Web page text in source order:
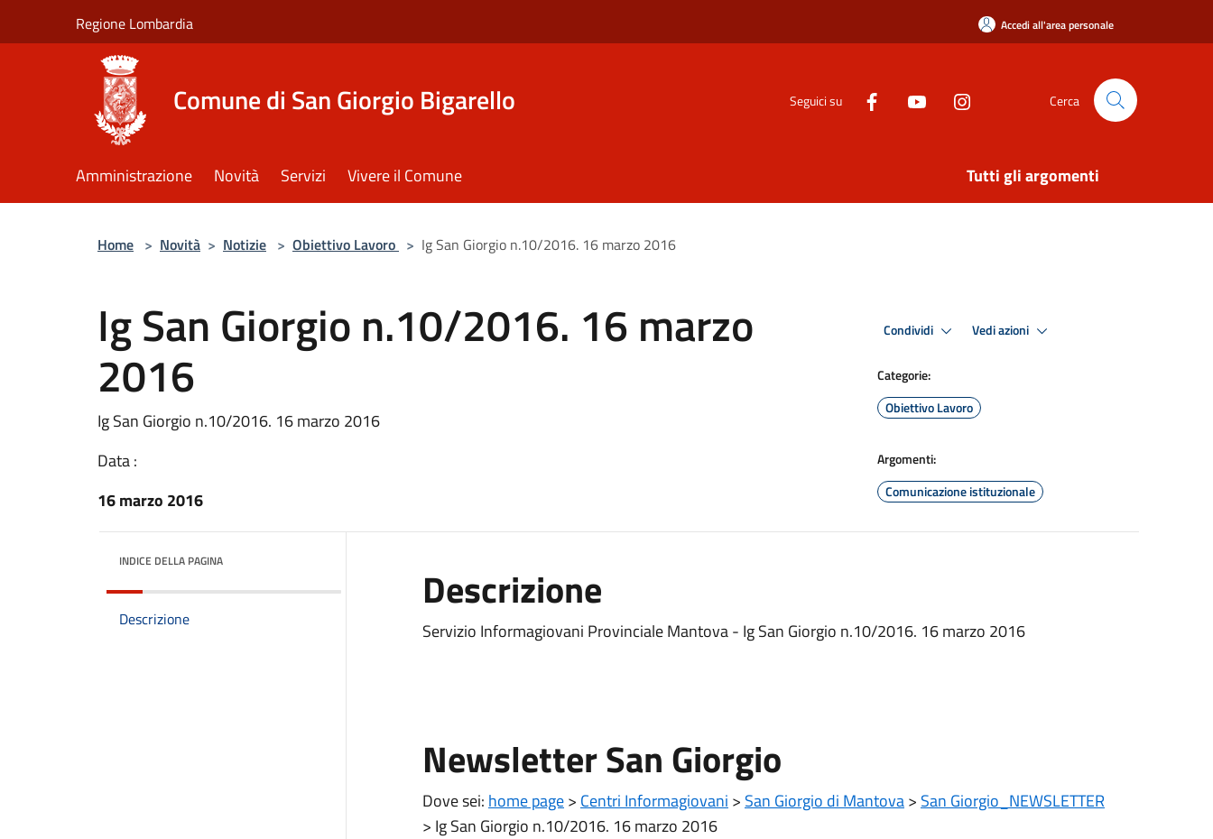
Regione Lombardia Accedi all'area personale
Comune di San Giorgio Bigarello Seguici su Cerca
Amministrazione Novità Servizi Vivere il Comune Tutti gli argomenti
Home > Novità > Notizie > Obiettivo Lavoro > Ig San Giorgio n.10/2016. 16 marzo 2016
Ig San Giorgio n.10/2016. 16 marzo
2016
Ig San Giorgio n.10/2016. 16 marzo 2016
Data :
16 marzo 2016
Condividi Vedi azioni
Categorie:
Obiettivo Lavoro
Argomenti:
Comunicazione istituzionale
INDICE DELLA PAGINA
Descrizione
Descrizione
Servizio Informagiovani Provinciale Mantova - Ig San Giorgio n.10/2016. 16 marzo 2016
Newsletter San Giorgio
Dove sei: home page> Centri Informagiovani > San Giorgio di Mantova> San Giorgio_NEWSLETTER
> Ig San Giorgio n.10/2016. 16 marzo 2016